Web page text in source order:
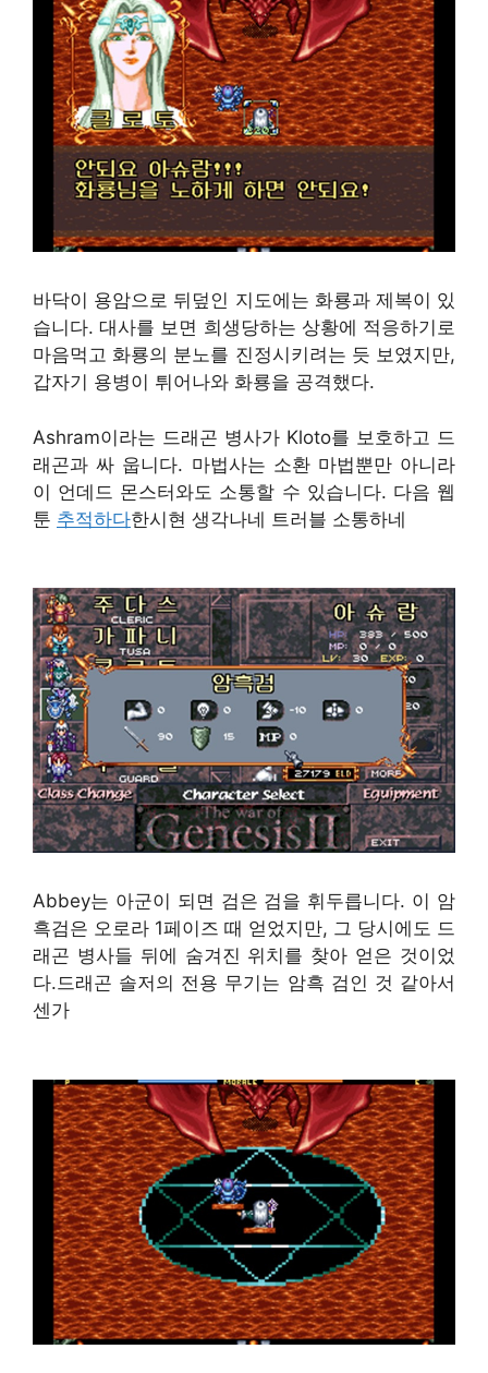
바닥이 용암으로 뒤덮인 지도에는 화룡과 제복이 있
습니다. 대사를 보면 희생당하는 상황에 적응하기로
마음먹고 화룡의 분노를 진정시키려는 듯 보였지만,
갑자기 용병이 튀어나와 화룡을 공격했다.
Ashram이라는 드래곤 병사가 Kloto를 보호하고 드
래곤과 싸 웁니다. 마법사는 소환 마법뿐만 아니라
이 언데드 몬스터와도 소통할 수 있습니다. 다음 웹
툰 추적하다한시현 생각나네 트러블 소통하네
Abbey는 아군이 되면 검은 검을 휘두릅니다. 이 암
흑검은 오로라 1페이즈 때 얻었지만, 그 당시에도 드
래곤 병사들 뒤에 숨겨진 위치를 찾아 얻은 것이었
다.드래곤 솔저의 전용 무기는 암흑 검인 것 같아서
센가